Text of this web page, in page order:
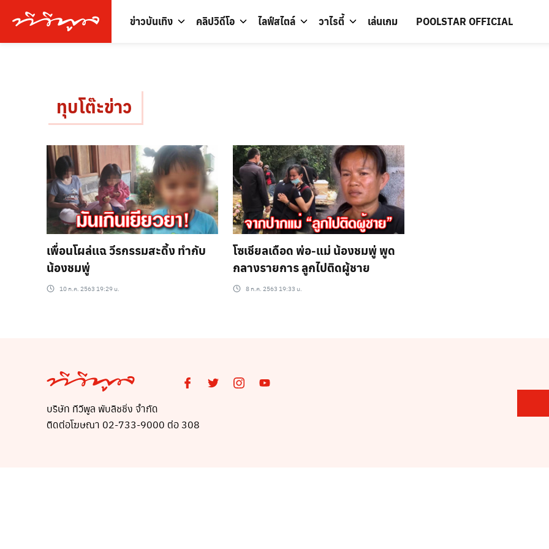
ข่าวบันเทิง คลิปวิดีโอ ไลฟ์สไตล์ วาไรตี้ เล่นเกม POOLSTAR OFFICIAL
ทุบโต๊ะข่าว
เพื่อนโผล่เเฉ วีรกรรมสะดิ้ง ทำกับ
น้องชมพู่
10 ก.ค. 2563 19:29 น.
โซเชียลเดือด พ่อ-แม่ น้องชมพู่ พูด
กลางรายการ ลูกไปติดผู้ชาย
8 ก.ค. 2563 19:33 น.
บริษัท ทีวีพูล พับลิชชิ่ง จำกัด
ติดต่อโฆษณา 02-733-9000 ต่อ 308